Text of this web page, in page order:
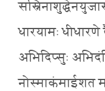
धारयामः
अभिदिप्सुः
नोस्माकंमाईशत